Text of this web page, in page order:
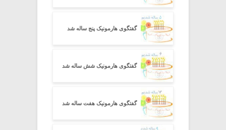
گفتگوی هارمونیک پنج ساله شد
گفتگوی هارمونیک شش ساله شد
گفتگوی هارمونیک هفت ساله شد